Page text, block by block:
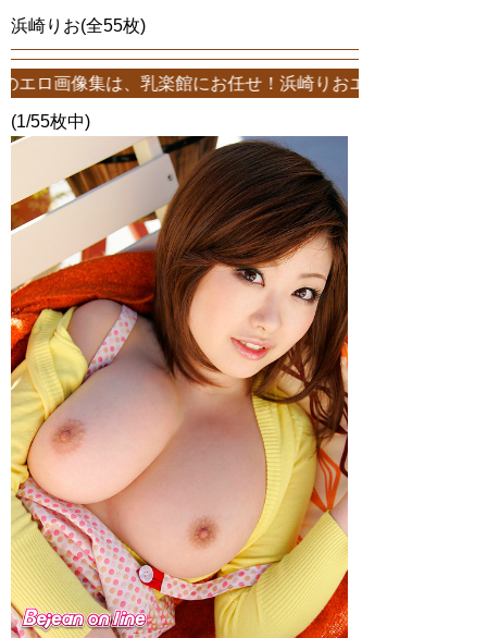
浜崎りお(全55枚)
、乳楽館にお任せ！浜崎りおエロ画像が55枚！このサイ
(1/55枚中)